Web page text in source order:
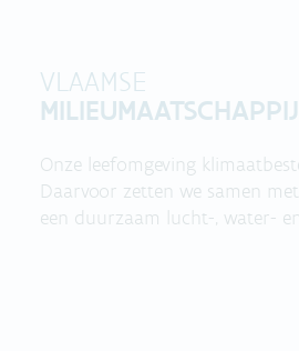
VLAAMSE
MILIEUMAATSCHAPPIJ
Onze leefomgeving
Daarvoor zetten we samen
een duurzaam lucht-, water-